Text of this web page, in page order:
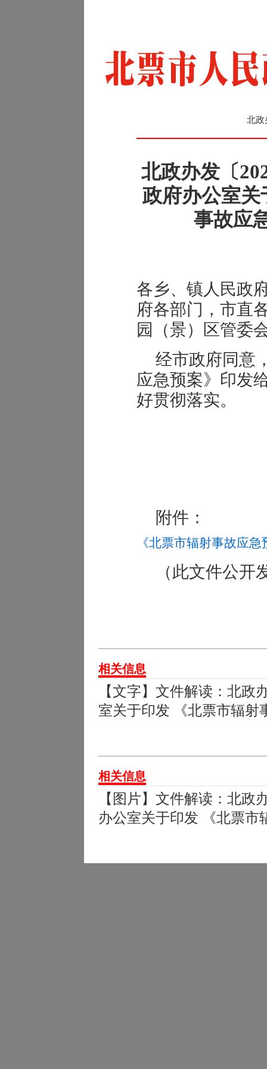
北政
北政办发〔
政府办公室关
事故应
各乡、镇人民政
府各部门，市直
园（景）区管委
经市政府同意
应急预案》印发
好贯彻落实。
附件：
《北票市辐射事故应急
（此文件公开
相关信息
【文字】文件解读：北政
室关于印发 《北票市辐射
相关信息
【图片】文件解读：北政
办公室关于印发 《北票市